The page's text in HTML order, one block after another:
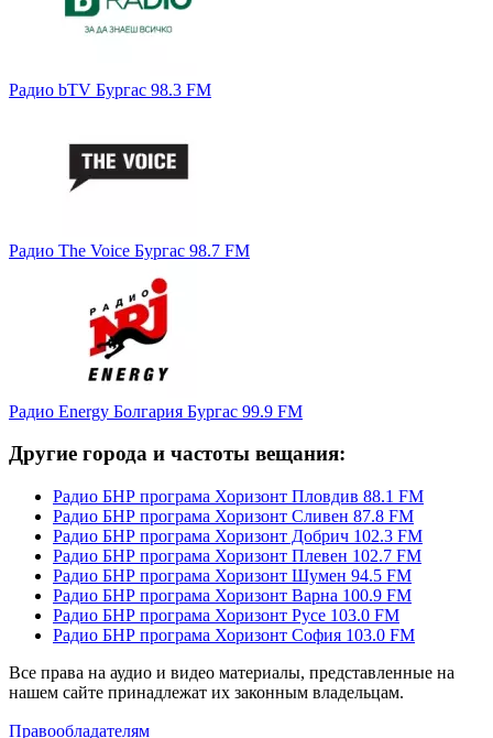
Радио bTV Бургас 98.3 FM
Радио The Voice Бургас 98.7 FM
Радио Energy Болгария Бургас 99.9 FM
Другие города и частоты вещания:
Радио БНР програма Хоризонт Пловдив 88.1 FM
Радио БНР програма Хоризонт Сливен 87.8 FM
Радио БНР програма Хоризонт Добрич 102.3 FM
Радио БНР програма Хоризонт Плевен 102.7 FM
Радио БНР програма Хоризонт Шумен 94.5 FM
Радио БНР програма Хоризонт Варна 100.9 FM
Радио БНР програма Хоризонт Русе 103.0 FM
Радио БНР програма Хоризонт София 103.0 FM
Все права на аудио и видео материалы, представленные на
нашем сайте принадлежат их законным владельцам.
Правообладателям